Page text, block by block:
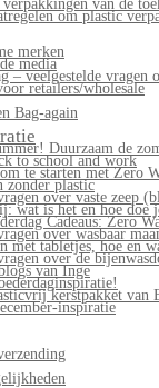
verpakkingen van de
om plastic
merken
media
– veelgestelde vragen
retailers/wholesale
Bag-again
Duurzaam de
to school and work
te starten met Zero
zonder plastic
over vaste zeep
wat is het en hoe doe
Cadeaus: Zero
over wasbaar
met tabletjes, hoe en
over de
van Inge
kerstpakket van
inspiratie